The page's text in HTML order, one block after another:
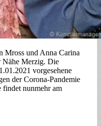
Mross und Anna Carina
Nähe Merzig. Die
vorgesehene
der Corona-Pandemie
findet nunmehr am